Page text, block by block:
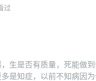
进行辅导和引领。同时
过
生是否有质量，死能做
是知症，以前不知病因